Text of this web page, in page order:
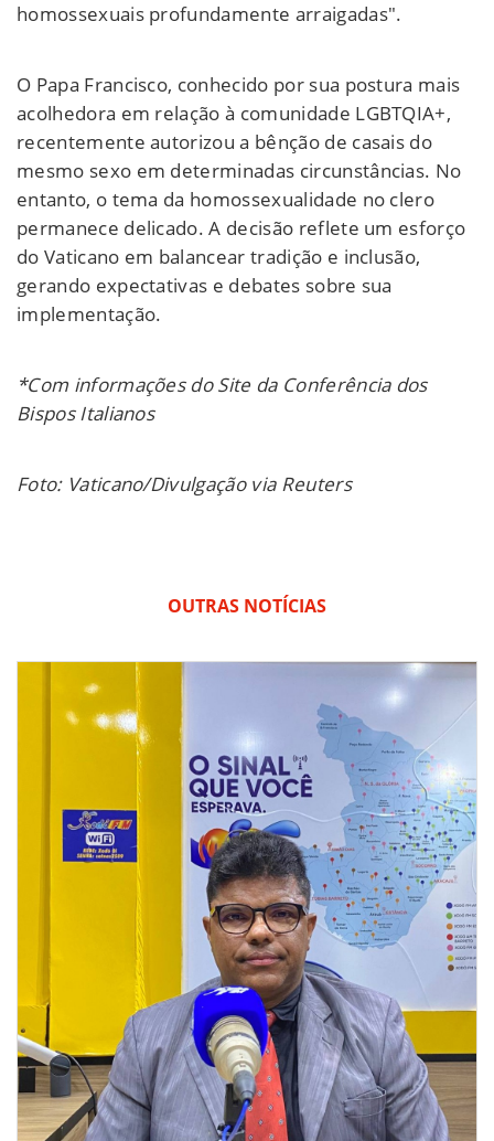
homossexuais profundamente arraigadas".
O Papa Francisco, conhecido por sua postura mais
acolhedora em relação à comunidade LGBTQIA+,
recentemente autorizou a bênção de casais do
mesmo sexo em determinadas circunstâncias. No
entanto, o tema da homossexualidade no clero
permanece delicado. A decisão reflete um esforço
do Vaticano em balancear tradição e inclusão,
gerando expectativas e debates sobre sua
implementação.
*Com informações do Site da Conferência dos
Bispos Italianos
Foto: Vaticano/Divulgação via Reuters
OUTRAS NOTÍCIAS